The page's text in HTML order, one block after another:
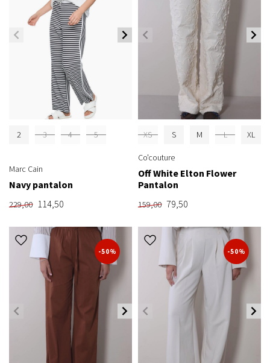
2 3 4 5
Marc Cain
Navy pantalon
229,00 114,50
XS S M L XL
Co'couture
Off White Elton Flower
Pantalon
159,00 79,50
-50% -50%